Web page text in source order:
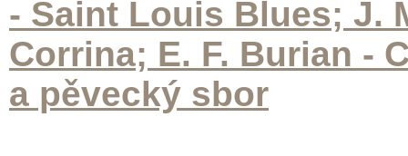
- Saint Louis Blues; J.
Corrina; E. F. Burian -
a pěvecký sbor